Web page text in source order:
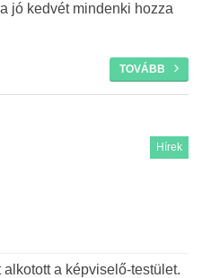
jó kedvét mindenki hozza
TOVÁBB
Hírek
a képviselő-testület.